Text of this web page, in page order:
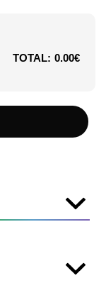
TOTAL: 0.00€